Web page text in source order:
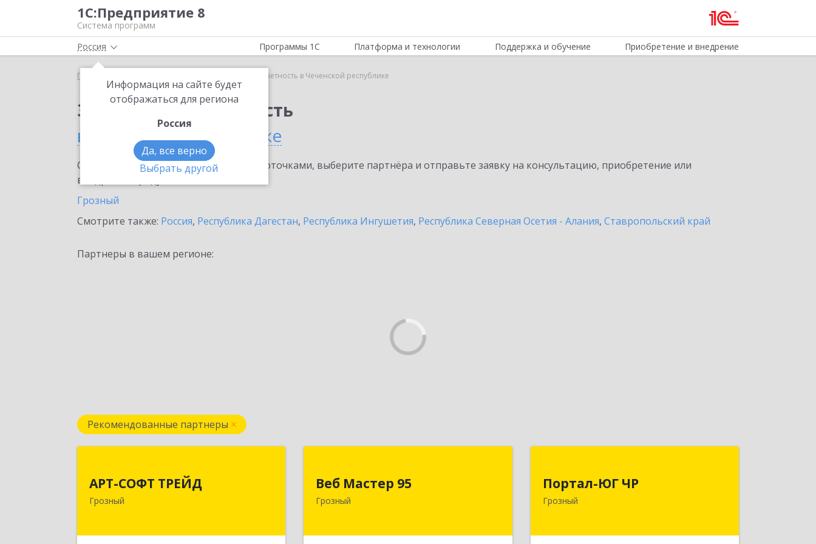
1С:Предприятие 8
Система программ
Россия
Информация на сайте будет
отображаться для региона
Россия
Да, все верно
Выбрать другой
Программы 1С Платформа и технологии Поддержка и обучение Приобретение и внедрение
Главная 1С-Отчетность в Чеченской республике
Заказать 1С-Отчетность
в Чеченской республике
Ознакомьтесь с информационными карточками, выберите партнёра и отправьте заявку на консультацию, приобретение или
внедрение продукта.
Грозный
Смотрите также: Россия, Республика Дагестан, Республика Ингушетия, Республика Северная Осетия - Алания, Ставропольский край
Партнеры в вашем регионе:
Рекомендованные партнеры
АРТ-СОФТ ТРЕЙД
Грозный
364013, Чеченская Респ, Грозный г,
Подробнее
Веб Мастер 95
Грозный
364050, Чеченская Респ, Грозный г,
Портал-ЮГ ЧР
Грозный
364906, Чеченская Респ, Грозный г,
Подробнее